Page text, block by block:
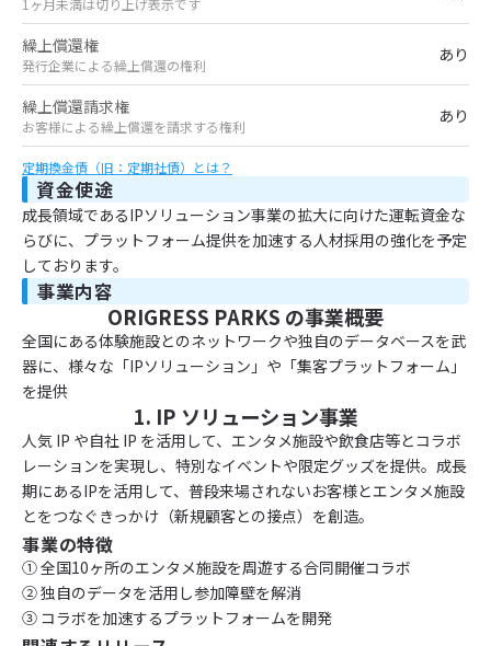
繰上償還権
発行企業による繰上償還の権利 あり
繰上償還請求権
お客様による繰上償還を請求する権利 あり
定期換金債（旧：定期社債）とは？
資金使途
成長領域であるIPソリューション事業の拡大に向けた運転資金な
らびに、プラットフォーム提供を加速する人材採用の強化を予定
しております。
事業内容
ORIGRESS PARKS の事業概要
全国にある体験施設とのネットワークや独自のデータベースを武
器に、様々な「IPソリューション」や「集客プラットフォーム」
を提供
1. IP ソリューション事業
人気 IP や自社 IP を活用して、エンタメ施設や飲食店等とコラボ
レーションを実現し、特別なイベントや限定グッズを提供。成長
期にあるIPを活用して、普段来場されないお客様とエンタメ施設
とをつなぐきっかけ（新規顧客との接点）を創造。
事業の特徴
① 全国10ヶ所のエンタメ施設を周遊する合同開催コラボ
② 独自のデータを活用し参加障壁を解消
③ コラボを加速するプラットフォームを開発